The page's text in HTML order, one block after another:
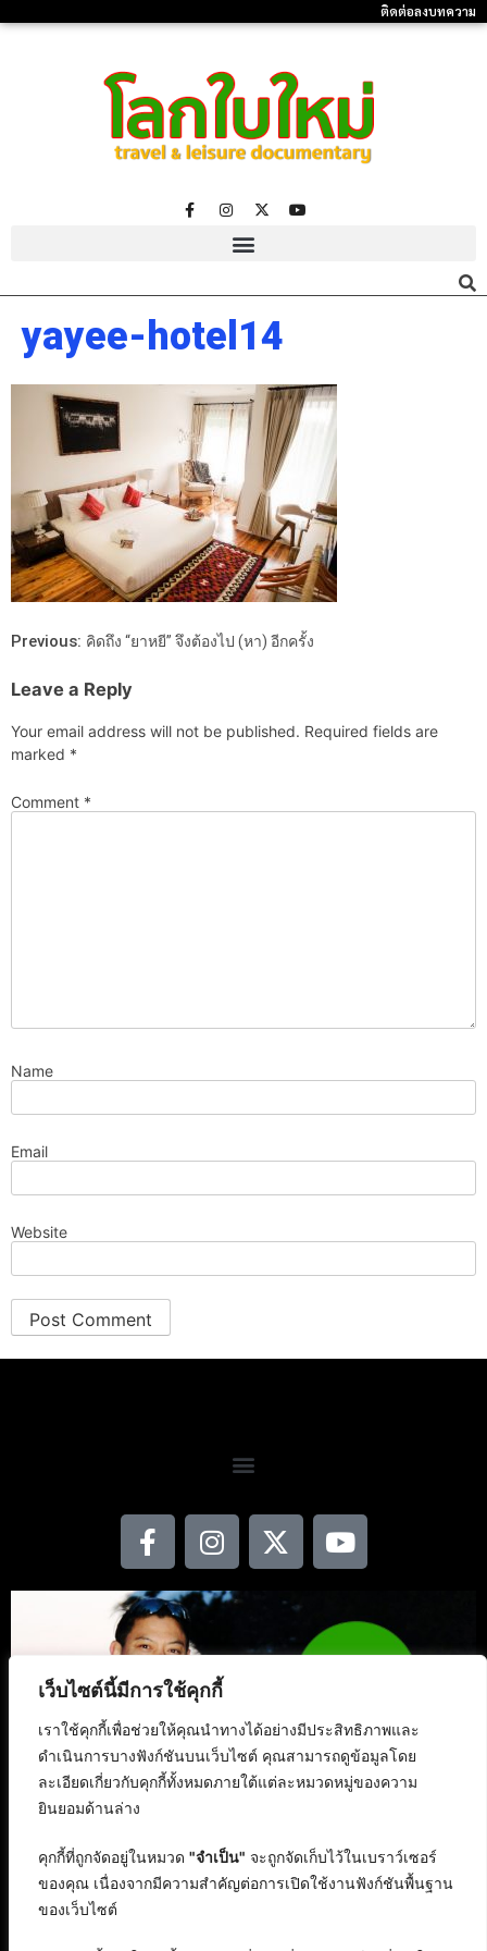
เว็บไซต์นี้มีการใช้คุกกี้
เราใช้คุกกี้เพื่อช่วยให้คุณนำทางได้อย่างมีประสิทธิภาพและ
ดำเนินการบางฟังก์ชันบนเว็บไซต์ คุณสามารถดูข้อมูลโดย
ละเอียดเกี่ยวกับคุกกี้ทั้งหมดภายใต้แต่ละหมวดหมู่ของความ
ยินยอมด้านล่าง
คุกกี้ที่ถูกจัดอยู่ในหมวด "จำเป็น" จะถูกจัดเก็บไว้ในเบราว์เซอร์
ของคุณ เนื่องจากมีความสำคัญต่อการเปิดใช้งานฟังก์ชันพื้นฐาน
ของเว็บไซต์
ติดต่อลงบทความ
yayee-hotel14
Previous: คิดถึง “ยาหยี” จึงต้องไป (หา) อีกครั้ง
Leave a Reply
Your email address will not be published. Required fields are
marked *
Comment *
Name
Email
Website